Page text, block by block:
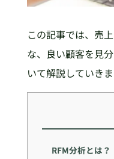
この記事では、売
な、良い顧客を見
いて解説していきま
RFM分析とは？